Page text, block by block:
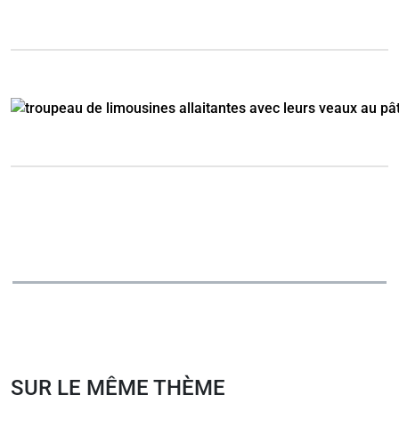
SUR LE MÊME THÈME